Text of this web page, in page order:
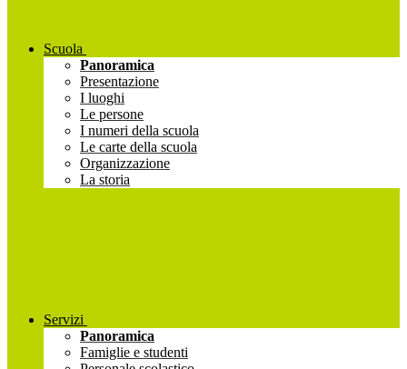
Scuola
Panoramica
Presentazione
I luoghi
Le persone
I numeri della scuola
Le carte della scuola
Organizzazione
La storia
Servizi
Panoramica
Famiglie e studenti